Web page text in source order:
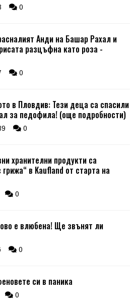
0
Анди на Башар Рахал и
разцъфна като роза -
0
в Пловдив: Тези деца са спасили
за педофила! (още подробности)
0
хранителни продукти са
в Kaufland от старта на
0
е влюбена! Ще звънят ли
0
си в паника
0